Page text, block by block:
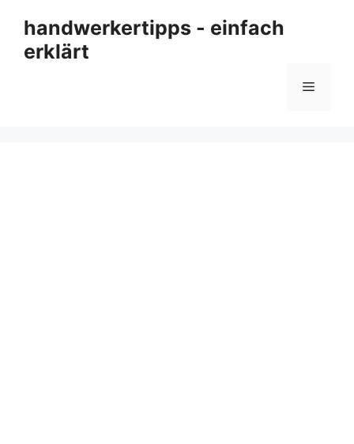
Inhalt
springen
handwerkertipps - einfach
erklärt
Menü